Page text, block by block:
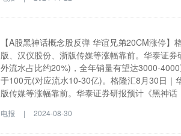
【A股黑神话概念股反弹 华谊兄弟20CM涨停
版、汉仪股份、浙版传媒等涨幅靠前。华泰证
外流水占比约20%)，全年销量有望达3000-
于100元(对应流水10-30亿)。格隆汇8月30日｜
版传媒等涨幅靠前。华泰证券研报预计《黑神
流水10-30亿)。
电报 | 2024-08-30